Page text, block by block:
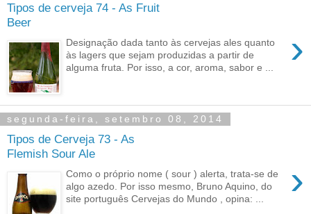
Tipos de cerveja 74 - As Fruit
Beer
›
Designação dada tanto às cervejas ales quanto
às lagers que sejam produzidas a partir de
alguma fruta. Por isso, a cor, aroma, sabor e ...
segunda-feira, setembro 08, 2014
Tipos de Cerveja 73 - As
Flemish Sour Ale
›
Como o próprio nome ( sour ) alerta, trata-se de
algo azedo. Por isso mesmo, Bruno Aquino, do
site português Cervejas do Mundo , opina: ...